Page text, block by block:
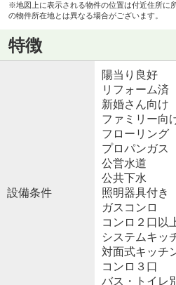
※地図上に表示される物件の位置は付近住所に
の物件所在地とは異なる場合がございます。
特徴
設備条件
陽当り良好
リフォーム済
新婚さん向け
ファミリー向
フローリング
プロパンガス
公営水道
公共下水
照明器具付き
ガスコンロ
コンロ２口以
システムキッ
対面式キッチ
コンロ３口
バス・トイレ